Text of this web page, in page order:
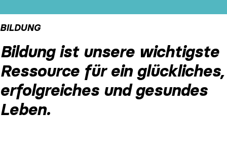
BILDUNG
Bildung ist unsere wichtigste
Ressource für ein glückliches,
erfolgreiches und gesundes
Leben.